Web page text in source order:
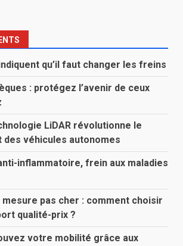
qu’il faut changer les freins
: protégez l’avenir de ceux
LiDAR révolutionne le
des véhicules autonomes
inflammatoire, frein aux maladies
pas cher : comment choisir
qualité-prix ?
votre mobilité grâce aux